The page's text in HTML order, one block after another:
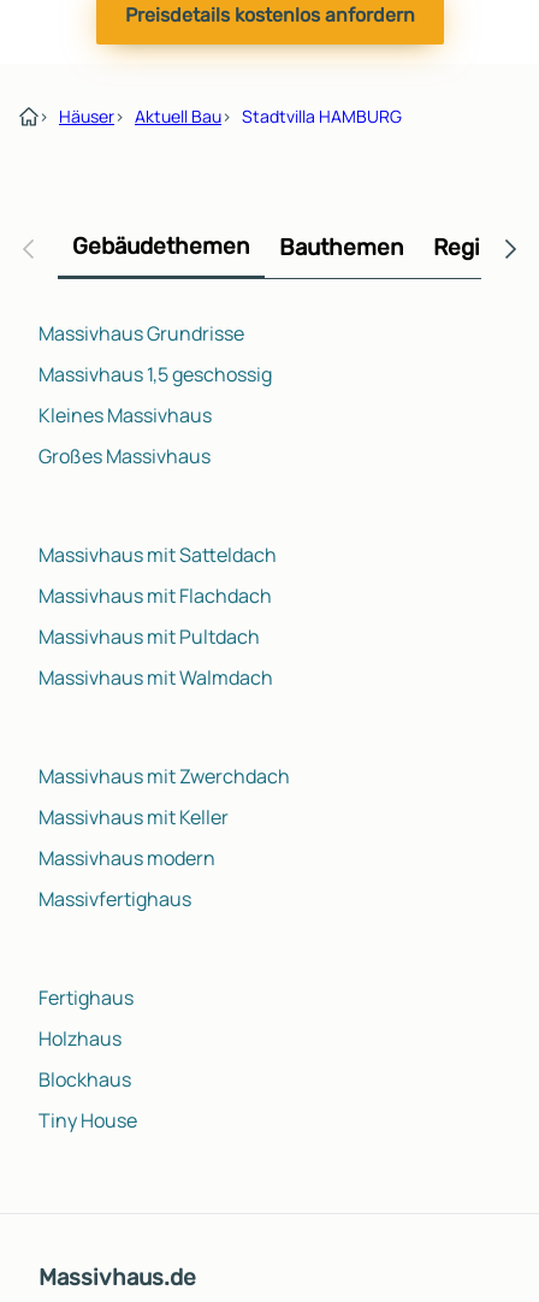
Preisdetails kostenlos anfordern
› Häuser› Aktuell Bau› Stadtvilla HAMBURG
Gebäudethemen Bauthemen
Massivhaus Grundrisse
Massivhaus 1,5 geschossig
Kleines Massivhaus
Großes Massivhaus
Massivhaus mit Satteldach
Massivhaus mit Flachdach
Massivhaus mit Pultdach
Massivhaus mit Walmdach
Massivhaus mit Zwerchdach
Massivhaus mit Keller
Massivhaus modern
Massivfertighaus
Fertighaus
Holzhaus
Blockhaus
Tiny House
Massivhaus.de